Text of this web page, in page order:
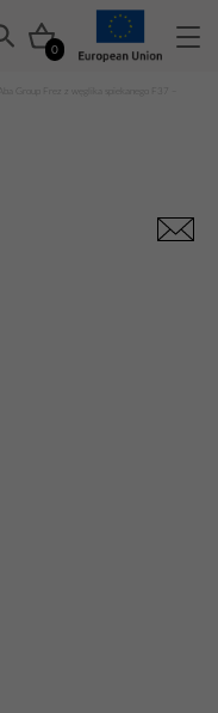
0